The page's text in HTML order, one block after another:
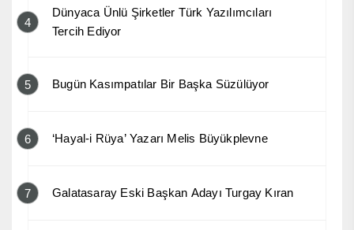
4
Dünyaca Ünlü Şirketler Türk Yazılımcıları
Tercih Ediyor
5 Bugün Kasımpatılar Bir Başka Süzülüyor
6 ‘Hayal-i Rüya’ Yazarı Melis Büyükplevne
7 Galatasaray Eski Başkan Adayı Turgay Kıran